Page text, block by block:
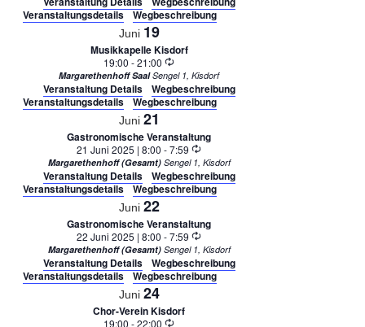
Veranstaltungsdetails
Wegbeschreibung
Juni 19
Musikkapelle Kisdorf
19:00 -21:00 Wiederholung
Margarethenhoff Saal Sengel 1, Kisdorf
Veranstaltung Details
Wegbeschreibung
Veranstaltungsdetails
Wegbeschreibung
Juni 21
Gastronomische Veranstaltung
21 Juni 2025 | 8:00 -7:59 Wiederholung
Margarethenhoff (Gesamt) Sengel 1, Kisdorf
Veranstaltung Details
Wegbeschreibung
Veranstaltungsdetails
Wegbeschreibung
Juni 22
Gastronomische Veranstaltung
22 Juni 2025 | 8:00 -7:59 Wiederholung
Margarethenhoff (Gesamt) Sengel 1, Kisdorf
Veranstaltung Details
Wegbeschreibung
Veranstaltungsdetails
Wegbeschreibung
Juni 24
Chor-Verein Kisdorf
19:00 -22:00 Wiederholung